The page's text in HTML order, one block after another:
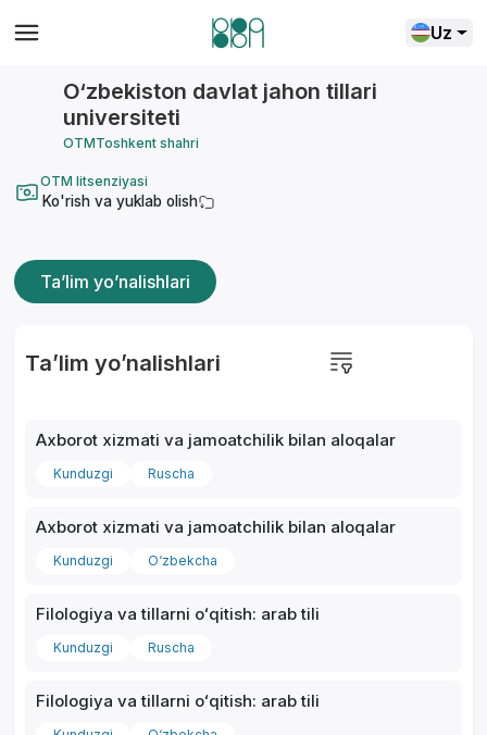
Uz
*
O‘zbekiston davlat jahon tillari
universiteti
OTMToshkent shahri
OTM litsenziyasi
Ko'rish va yuklab olish
Ta’lim yo’nalishlari
Ta’lim yo’nalishlari
Axborot xizmati va jamoatchilik bilan aloqalar
Kunduzgi Ruscha
Axborot xizmati va jamoatchilik bilan aloqalar
Kunduzgi O‘zbekcha
Filologiya va tillarni oʻqitish: arab tili
Kunduzgi Ruscha
Filologiya va tillarni oʻqitish: arab tili